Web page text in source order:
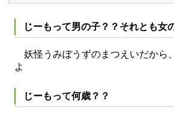
じーもって男の子？？それとも女
妖怪うみぼうずのまつえいだから
よ
じーもって何歳？？